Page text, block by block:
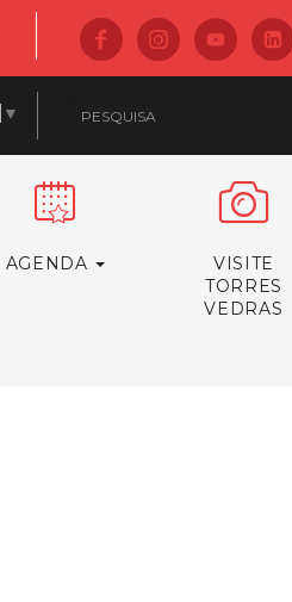
▼
AGENDA
VISITE
TORRES
VEDRAS